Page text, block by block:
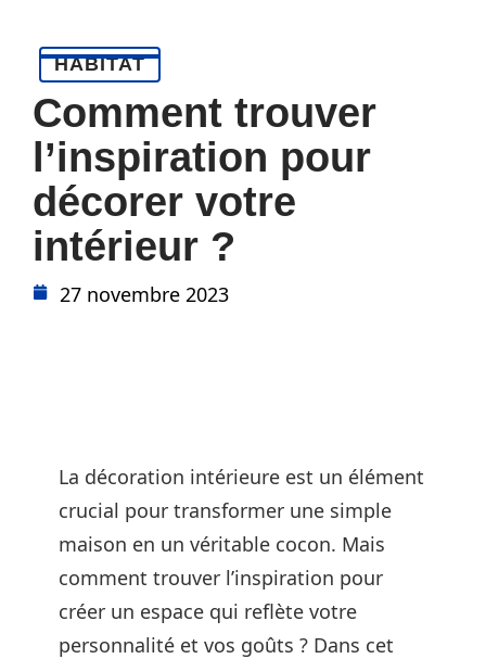
HABITAT
Comment trouver
l’inspiration pour
décorer votre
intérieur ?
27 novembre 2023
La décoration intérieure est un élément
crucial pour transformer une simple
maison en un véritable cocon. Mais
comment trouver l’inspiration pour
créer un espace qui reflète votre
personnalité et vos goûts ? Dans cet